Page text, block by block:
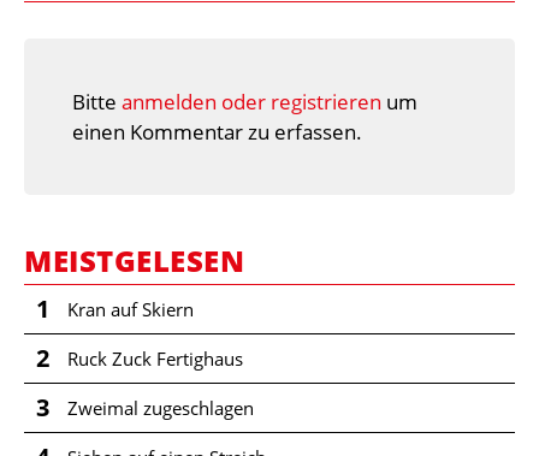
Bitte anmelden oder registrieren um
einen Kommentar zu erfassen.
MEISTGELESEN
1 Kran auf Skiern
2 Ruck Zuck Fertighaus
3 Zweimal zugeschlagen